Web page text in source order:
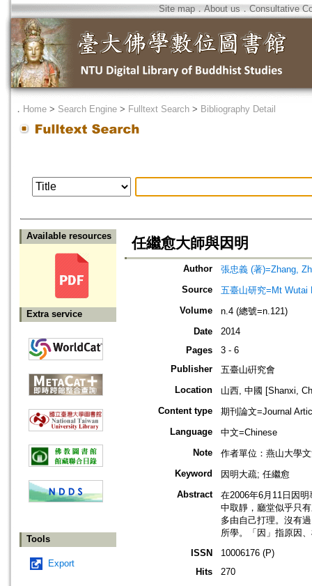
Site map．About us ． Consultative
． Home > Search Engine > Fulltext Search > Bibliography Detail
Available resources
Extra service
Tools
Export
任繼愈大師與因明
Author
張忠義 (著)=Zhang,
Source
五臺山研究=Mt Wutai
Volume
n.4 (總號=n.121)
Date
2014
Pages
3 - 6
Publisher
五臺山硏究會
Location
山西, 中國 [Shanxi,
Content type
期刊論文=Journal
Language
中文=Chinese
Note
作者單位：燕山大學
Keyword
因明大疏; 任繼愈
Abstract
在2006年6月11日因
中取靜，廳堂似乎只
多由自己打理。沒有
所學。「因」指原因
ISSN
10006176 (P)
Hits
270